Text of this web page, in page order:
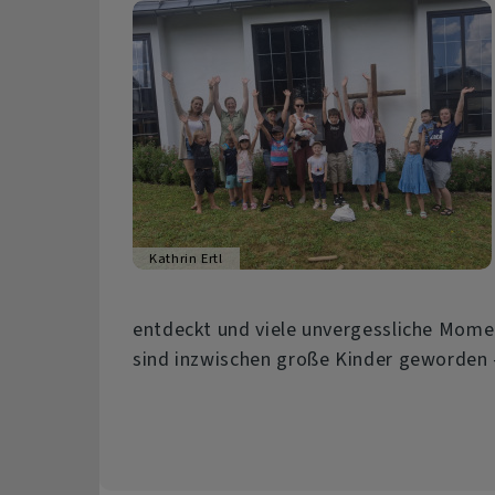
Kathrin Ertl
entdeckt und viele unvergessliche
sind inzwischen große Kinder